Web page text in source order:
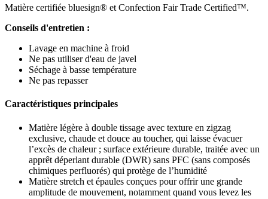
Matière certifiée bluesign® et Confection Fair Trade Certified™.
Conseils d'entretien :
Lavage en machine à froid
Ne pas utiliser d'eau de javel
Séchage à basse température
Ne pas repasser
Caractéristiques principales
Matière légère à double tissage avec texture en zigzag
exclusive, chaude et douce au toucher, qui laisse évacuer
l’excès de chaleur ; surface extérieure durable, traitée avec un
apprêt déperlant durable (DWR) sans PFC (sans composés
chimiques perfluorés) qui protège de l’humidité
Matière stretch et épaules conçues pour offrir une grande
amplitude de mouvement, notamment quand vous levez les